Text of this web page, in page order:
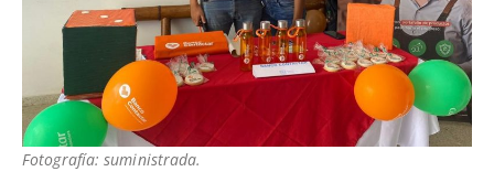
Fotografía: suministrada.